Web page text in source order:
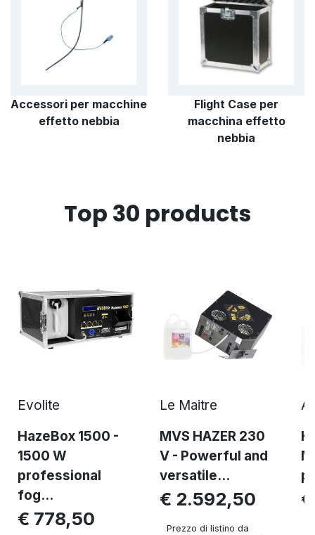
remoto e via DMX ma sempre e comunque
in grado di garantire qualità assoluta e
soprattutto un altissimo grado di sicurezza.
Accessori per macchine
effetto nebbia
Flight Case per
macchina effetto
nebbia
Top 30 products
Evolite
HazeBox 1500 -
1500 W
professional
fog...
€ 778,50
Le Maitre
MVS HAZER 230
V - Powerful and
versatile...
€ 2.592,50
Prezzo di listino da